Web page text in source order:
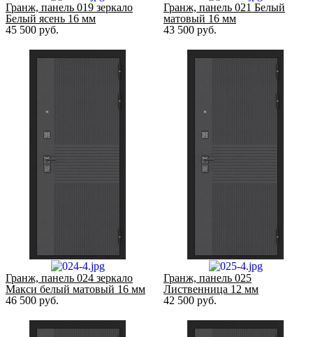
Гранж, панель 019 зеркало
Белый ясень 16 мм
45 500 руб.
Гранж, панель 021 Белый
матовый 16 мм
43 500 руб.
Гранж, панель 024 зеркало
Макси белый матовый 16 мм
46 500 руб.
Гранж, панель 025
Лиственница 12 мм
42 500 руб.